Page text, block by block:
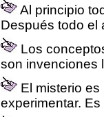
Al principio
Después todo el
Los
son invenciones
El misterio
experimentar.